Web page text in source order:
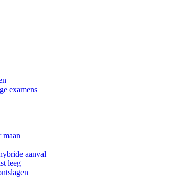
examens
aanval
leeg